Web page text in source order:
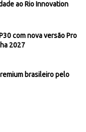
ao Rio Innovation
com nova versão Pro
2027
brasileiro pelo